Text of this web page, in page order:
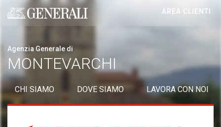
Generali logo
AREA CLIENTI
Agenzia Generale di
MONTEVARCHI
CHI SIAMO DOVE SIAMO LAVORA CON NOI